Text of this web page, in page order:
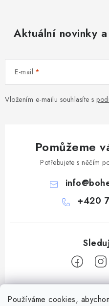
Používáme cookies,
Aktuální novinky
E-mail
Vložením e-mailu souhlasíte s
Pomůžeme
Potřebujete s něčím
info@
+420
Z